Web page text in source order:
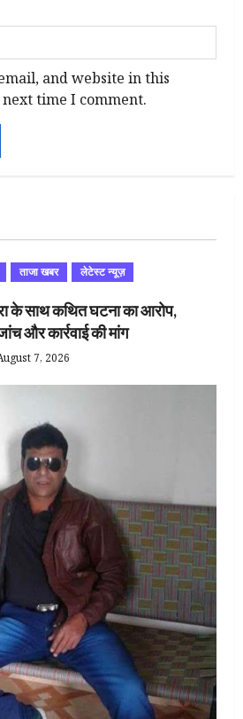
and website in this
time I comment.
ताजा खबर लेटेस्ट न्यूज़
के साथ कथित घटना का आरोप,
और कार्रवाई की मांग
7, 2026